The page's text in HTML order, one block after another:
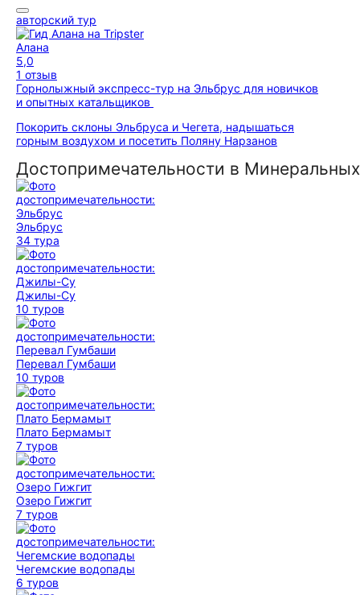
авторский тур
Алана
5,0
1 отзыв
Горнолыжный экспресс-тур на Эльбрус для новичков
и опытных катальщиков
Покорить склоны Эльбруса и Чегета, надышаться
горным воздухом и посетить Поляну Нарзанов
Достопримечательности в
Эльбрус
34 тура
Джилы-Су
10 туров
Перевал Гумбаши
10 туров
Плато Бермамыт
7 туров
Озеро Гижгит
7 туров
Чегемские водопады
6 туров